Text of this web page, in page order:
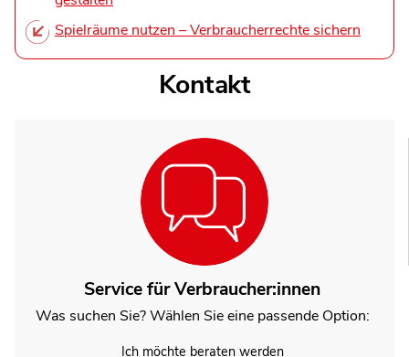
Spielräume nutzen – Verbraucherrechte sichern
Kontakt
Service für Verbraucher:innen
Was suchen Sie? Wählen Sie eine passende Option:
Ich möchte beraten werden